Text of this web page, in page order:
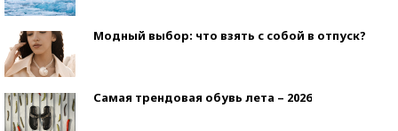
Модный выбор: что взять с собой в отпуск?
Самая трендовая обувь лета – 2026